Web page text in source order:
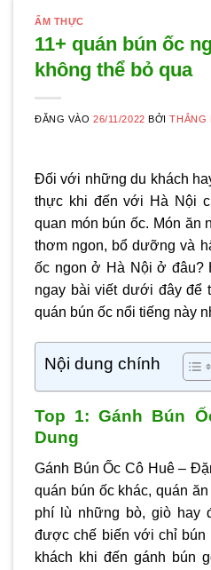
ẨM THỰC
11+ quán bún ốc
không thể bỏ qua
ĐĂNG VÀO26/11/2022 BỞITHẮNG
Đối với những du khách
thực khi đến với Hà Nội
quan món bún ốc. Món ăn
thơm ngon, bổ dưỡng và
ốc ngon ở Hà Nội ở đâu?
ngay bài viết dưới đây để
quán bún ốc nổi tiếng này
Nội dung chính
Top 1: Gánh Bún
Dung
Gánh Bún Ốc Cô Huê –
quán bún ốc khác, quán
phí lù những bò, giò hay
được chế biến với chỉ bún
khách khi đến gánh bún